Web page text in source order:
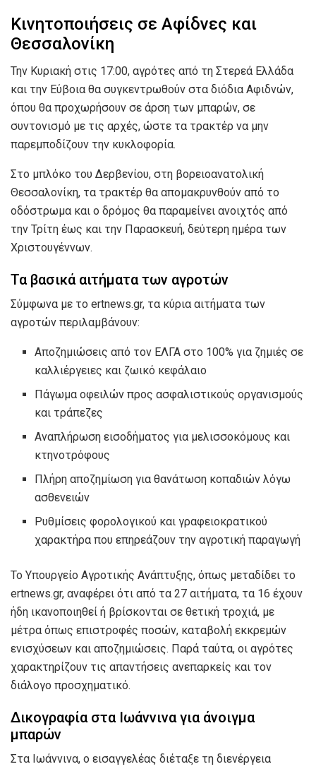
Κινητοποιήσεις σε Αφίδνες και
Θεσσαλονίκη
Την Κυριακή στις 17:00, αγρότες από τη Στερεά Ελλάδα
και την Εύβοια θα συγκεντρωθούν στα διόδια Αφιδνών,
όπου θα προχωρήσουν σε άρση των μπαρών, σε
συντονισμό με τις αρχές, ώστε τα τρακτέρ να μην
παρεμποδίζουν την κυκλοφορία.
Στο μπλόκο του Δερβενίου, στη βορειοανατολική
Θεσσαλονίκη, τα τρακτέρ θα απομακρυνθούν από το
οδόστρωμα και ο δρόμος θα παραμείνει ανοιχτός από
την Τρίτη έως και την Παρασκευή, δεύτερη ημέρα των
Χριστουγέννων.
Τα βασικά αιτήματα των αγροτών
Σύμφωνα με το ertnews.gr, τα κύρια αιτήματα των
αγροτών περιλαμβάνουν:
Αποζημιώσεις από τον ΕΛΓΑ στο 100% για ζημιές σε
καλλιέργειες και ζωικό κεφάλαιο
Πάγωμα οφειλών προς ασφαλιστικούς οργανισμούς
και τράπεζες
Αναπλήρωση εισοδήματος για μελισσοκόμους και
κτηνοτρόφους
Πλήρη αποζημίωση για θανάτωση κοπαδιών λόγω
ασθενειών
Ρυθμίσεις φορολογικού και γραφειοκρατικού
χαρακτήρα που επηρεάζουν την αγροτική παραγωγή
Το Υπουργείο Αγροτικής Ανάπτυξης, όπως μεταδίδει το
ertnews.gr, αναφέρει ότι από τα 27 αιτήματα, τα 16 έχουν
ήδη ικανοποιηθεί ή βρίσκονται σε θετική τροχιά, με
μέτρα όπως επιστροφές ποσών, καταβολή εκκρεμών
ενισχύσεων και αποζημιώσεις. Παρά ταύτα, οι αγρότες
χαρακτηρίζουν τις απαντήσεις ανεπαρκείς και τον
διάλογο προσχηματικό.
Δικογραφία στα Ιωάννινα για άνοιγμα
μπαρών
Στα Ιωάννινα, ο εισαγγελέας διέταξε τη διενέργεια